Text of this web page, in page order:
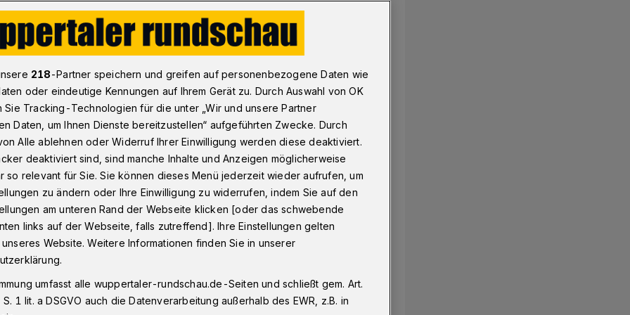
- Oberbarmen Auftakt der Quartiersgartenschau in Wuppertal-Heckinghausen​
in
(QUGA) Heckinghausen wird
eröffnet. Der Förderverein
und die Initiative „Miteinander
218-Partner speichern und greifen auf personenbezogene Daten wie
oder eindeutige Kennungen auf Ihrem Gerät zu. Durch Auswahl von OK
Sie Tracking-Technologien für die unter „Wir und unsere Partner
Daten, um Ihnen Dienste bereitzustellen“ aufgeführten Zwecke. Durch
Alle ablehnen oder Widerruf Ihrer Einwilligung werden diese deaktiviert.
deaktiviert sind, sind manche Inhalte und Anzeigen möglicherweise
so relevant für Sie. Sie können dieses Menü jederzeit wieder aufrufen, um
zu ändern oder Ihre Einwilligung zu widerrufen, indem Sie auf den
am unteren Rand der Webseite klicken [oder das schwebende
links auf der Webseite, falls zutreffend]. Ihre Einstellungen gelten
Website. Weitere Informationen finden Sie in unserer
umfasst alle wuppertaler-rundschau.de-Seiten und schließt gem. Art.
1 lit. a DSGVO auch die Datenverarbeitung außerhalb des EWR, z.B. in